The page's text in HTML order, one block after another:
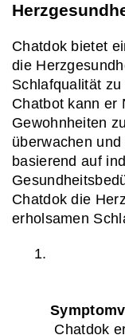
Chatdok bietet
die
Schlafqualität
Chatbot kann er
Gewohnheiten
überwachen
basierend auf
Chatdok die
erholsamen